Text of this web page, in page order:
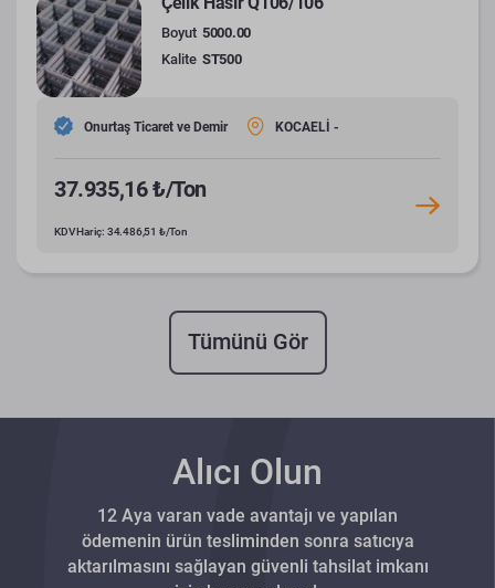
Boyut 5000.00
Kalite ST500
Onurtaş Ticaret ve Demir KOCAELİ -
37.935,16 ₺/Ton
KDV Hariç: 34.486,51 ₺/Ton
Tümünü Gör
Alıcı Olun
12 Aya varan vade avantajı ve yapılan
ödemenin ürün tesliminden sonra satıcıya
aktarılmasını sağlayan güvenli tahsilat imkanı